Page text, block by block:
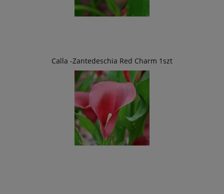
Calla -Zantedeschia Red Charm 1szt